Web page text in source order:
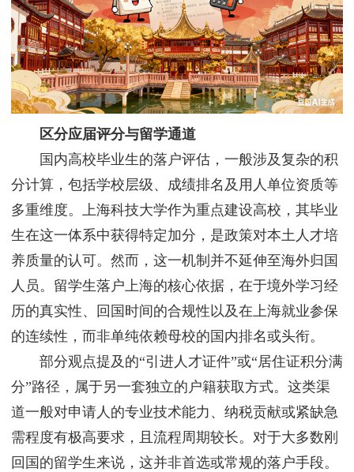
区分应届评分与留学通道
国内高校毕业生的落户评估，一般涉及复杂的积
分计算，包括学校层级、成绩排名及用人单位资质等
多重维度。上海科技大学作为重点建设高校，其毕业
生在这一体系中获得特定加分，是政策对本土人才培
养质量的认可。然而，这一机制并不延伸至海外归国
人员。留学生落户上海的核心依据，在于境外学习经
历的真实性、回国时间的合规性以及在上海就业参保
的连续性，而非单纯依赖母校的国内排名或头衔。
部分观点提及的“引进人才证件”或“居住证积分满
分”路径，属于另一套独立的户籍获取方式。这类渠
道一般对申请人的专业技术能力、纳税贡献或紧缺急
需程度有极高要求，且流程周期较长。对于大多数刚
回国的留学生来说，这并非首选或常规的落户手段。